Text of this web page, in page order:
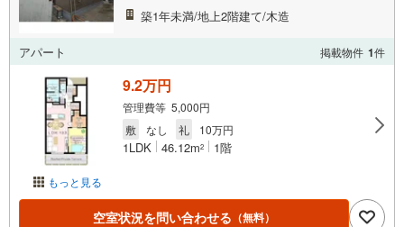
築1年未満/地上2階建て/木造
アパート 掲載物件 1件
もっと見る
9.2万円
管理費等 5,000円
敷
なし 礼 10万円
1LDK 46.12m2 1階
空室状況を問い合わせる （無料）